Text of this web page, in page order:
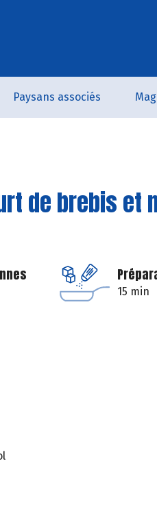
Paysans associés
de brebis et
15 min